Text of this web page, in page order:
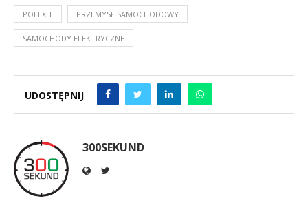
POLEXIT PRZEMYSŁ SAMOCHODOWY
SAMOCHODY ELEKTRYCZNE
UDOSTĘPNIJ
300SEKUND